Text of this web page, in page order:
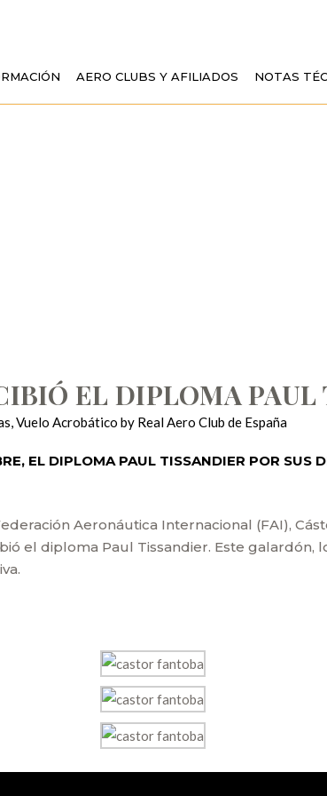
AERO CLUBS Y AFILIADOS NOTAS
EL DIPLOMA
,Vuelo Acrobático by Real Aero Club de España
EL DIPLOMA PAUL TISSANDIER POR SUS
Aeronáutica Internacional (FAI),
el diploma Paul Tissandier. Este